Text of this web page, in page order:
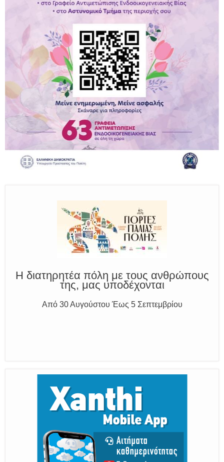
Η διατηρητέα πόλη με τους ανθρώπους
της, μας υποδέχονται
Παραμένουμε Προσεκτικοί
Καλούμε Άμεσα την Πυροσβεστική στο 199 ή στο 112
και δίνουμε σαφείς πληροφορίες